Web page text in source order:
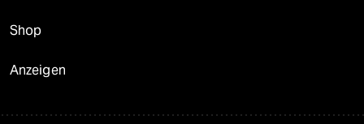
Shop
Anzeigen